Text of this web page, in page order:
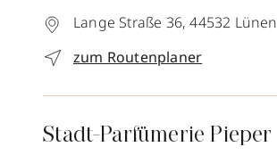
Lange Straße 36, 44532 Lünen
zum Routenplaner
Stadt-Parfümerie Pieper